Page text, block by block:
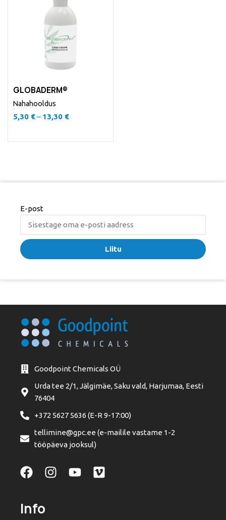
GLOBADERM®
Nahahooldus
5,30 €– 13,30 €
E-post
Liitu
Goodpoint Chemicals OÜ
Urda tee 2/1, Jälgimäe, Saku vald, Harjumaa, Eesti
76404
+372 5627 5636 (E-R 9-17:00)
tellimine@gpc.ee (e-mailile vastame 1-2
tööpäeva jooksul)
Info